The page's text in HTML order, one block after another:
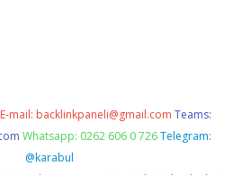
E-mail: backlinkpaneli@gmail.com Teams:
Whatsapp: 0262 606 0 726 Telegram:
@karabul